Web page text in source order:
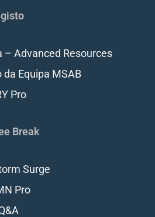
– Advanced Resources
Equipa MSAB
Pro
Break
Surge
Pro